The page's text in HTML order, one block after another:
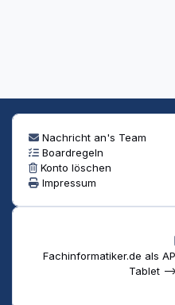
Nachricht an's Team
Boardregeln
Konto löschen
Impressum
Fachinformatiker.de als
Tablet --